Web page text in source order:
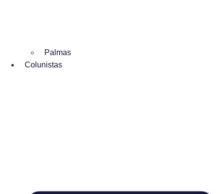
Palmas
Colunistas